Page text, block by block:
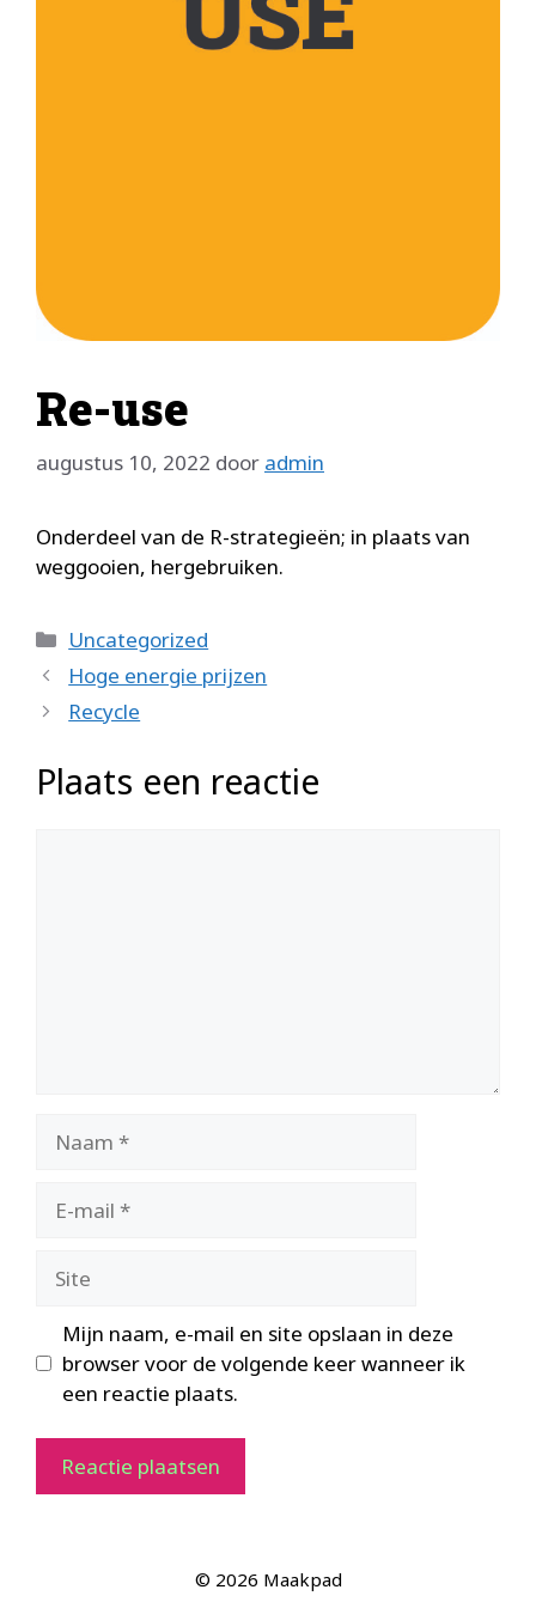
Re-use
augustus 10, 2022 door admin
Onderdeel van de R-strategieën; in plaats van
weggooien, hergebruiken.
Categorieën
Uncategorized
Hoge energie prijzen
Recycle
Plaats een reactie
mail
Mijn naam, e-mail en site opslaan in deze
browser voor de volgende keer wanneer ik
een reactie plaats.
© 2026 Maakpad